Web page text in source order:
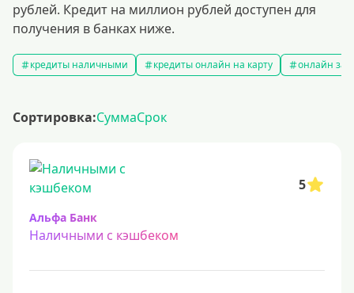
рублей. Кредит на миллион рублей доступен для
получения в банках ниже.
кредиты наличными кредиты онлайн на карту онлайн
Сортировка:СуммаСрок
5
Альфа Банк
Наличными с кэшбеком